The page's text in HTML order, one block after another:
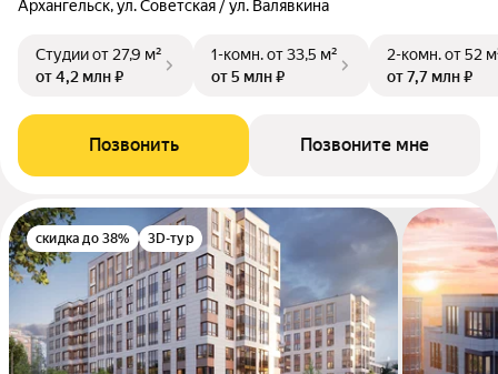
Архангельск, ул. Советская / ул. Валявкина
Студииот 27,9 м²
от 4,2 млн ₽
1-комн.от 33,5 м²
от 5 млн ₽
2-комн.от 52
от 7,7 млн ₽
Позвонить Позвоните мне
скидка до 38% 3D-тур